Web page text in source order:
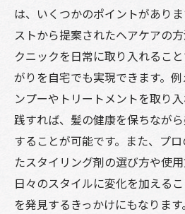
は、いくつかのポイントがあり
ストから提案されたヘアケアの
クニックを日常に取り入れるこ
がりを自宅でも実現できます。
ンプーやトリートメントを取り
践すれば、髪の健康を保ちなが
することが可能です。また、プ
たスタイリング剤の選び方や使用
日々のスタイルに変化を加える
を発見するきっかけにもなりま